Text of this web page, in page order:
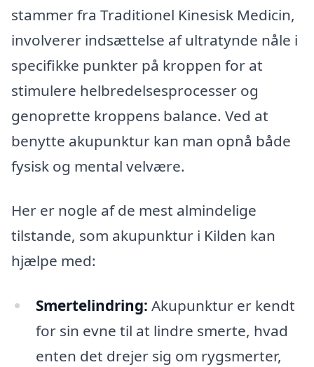
stammer fra Traditionel Kinesisk Medicin,
involverer indsættelse af ultratynde nåle i
specifikke punkter på kroppen for at
stimulere helbredelsesprocesser og
genoprette kroppens balance. Ved at
benytte akupunktur kan man opnå både
fysisk og mental velvære.
Her er nogle af de mest almindelige
tilstande, som akupunktur i Kilden kan
hjælpe med:
Smertelindring: Akupunktur er kendt
for sin evne til at lindre smerte, hvad
enten det drejer sig om rygsmerter,